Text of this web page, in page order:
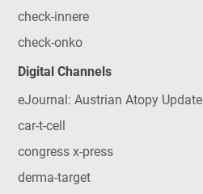
check-innere
check-onko
Digital Channels
eJournal: Austrian Atopy Update
car-t-cell
congress x-press
derma-target